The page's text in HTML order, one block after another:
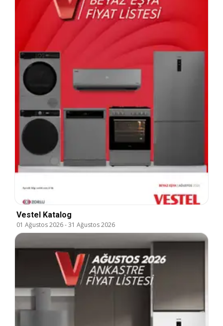
Vestel Katalog
01 Ağustos 2026-31 Ağustos 2026